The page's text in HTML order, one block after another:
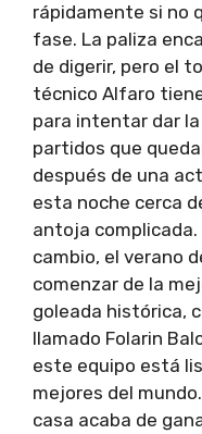
rápidamente si no
fase. La paliza
de digerir, pero el
técnico Alfaro
para intentar dar
partidos que
después de una
esta noche cerca
antoja complicada.
cambio, el verano
comenzar de la
goleada histórica,
llamado Folarin
este equipo está
mejores del
casa acaba de